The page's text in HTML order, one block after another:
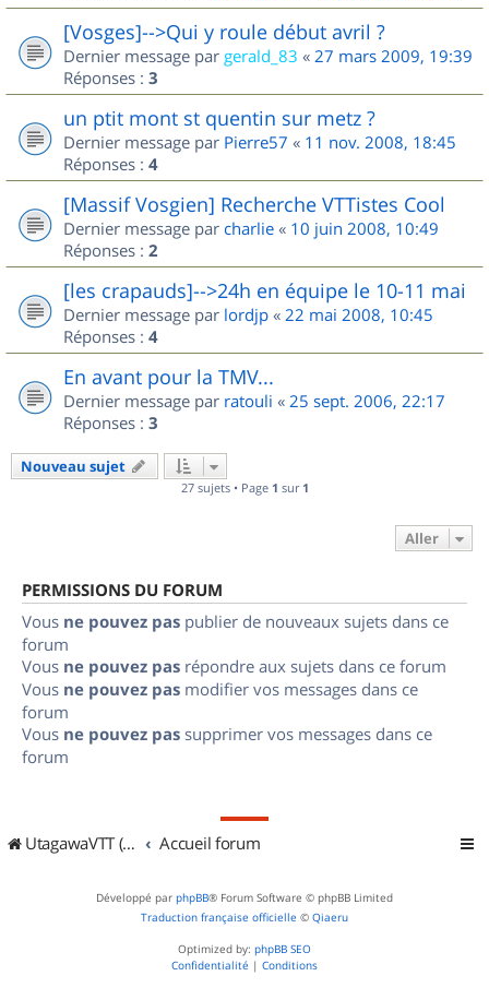
[Vosges]-->Qui y roule début avril ?
Dernier message par gerald_83 « 27 mars 2009, 19:39
Réponses : 3
un ptit mont st quentin sur metz ?
Dernier message par Pierre57 « 11 nov. 2008, 18:45
Réponses : 4
[Massif Vosgien] Recherche VTTistes Cool
Dernier message par charlie « 10 juin 2008, 10:49
Réponses : 2
[les crapauds]-->24h en équipe le 10-11 mai
Dernier message par lordjp « 22 mai 2008, 10:45
Réponses : 4
En avant pour la TMV...
Dernier message par ratouli « 25 sept. 2006, 22:17
Réponses : 3
Nouveau sujet
27 sujets • Page 1 sur 1
Aller
PERMISSIONS DU FORUM
Vous ne pouvez pas publier de nouveaux sujets dans ce
forum
Vous ne pouvez pas répondre aux sujets dans ce forum
Vous ne pouvez pas modifier vos messages dans ce
forum
Vous ne pouvez pas supprimer vos messages dans ce
forum
UtagawaVTT (Randos VTT et VTTAE avec traces GPS) Accueil forum
Développé par phpBB® Forum Software © phpBB Limited
Traduction française officielle © Qiaeru
Optimized by: phpBB SEO
Confidentialité | Conditions